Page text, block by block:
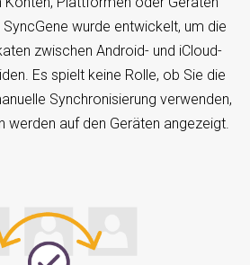
wurde entwickelt, um die
zwischen Android- und iCloud-
Es spielt keine Rolle, ob Sie die
Synchronisierung verwenden,
werden auf den Geräten angezeigt.